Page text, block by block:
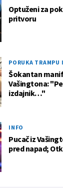
Optuženi za
pritvoru
PORUKA TRAMPU
Šokantan
Vašingtona:
izdajnik…"
INFO
Pucač iz
pred napad;